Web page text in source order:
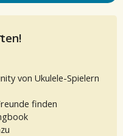
von Ukulele-Spielern
finden